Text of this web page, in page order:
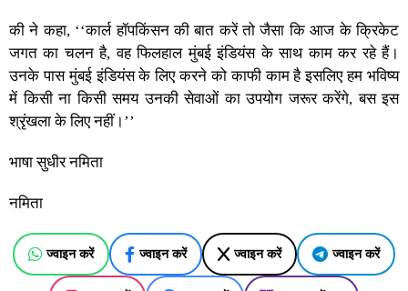
की ने कहा, ‘‘कार्ल हॉपकिंसन की बात करें तो जैसा कि आज के क्रिकेट
जगत का चलन है, वह फिलहाल मुंबई इंडियंस के साथ काम कर रहे हैं।
उनके पास मुंबई इंडियंस के लिए करने को काफी काम है इसलिए हम भविष्य
में किसी ना किसी समय उनकी सेवाओं का उपयोग जरूर करेंगे, बस इस
श्रृंखला के लिए नहीं।’’
भाषा सुधीर नमिता
नमिता
ज्वाइन करें ज्वाइन करें ज्वाइन करें ज्वाइन करें